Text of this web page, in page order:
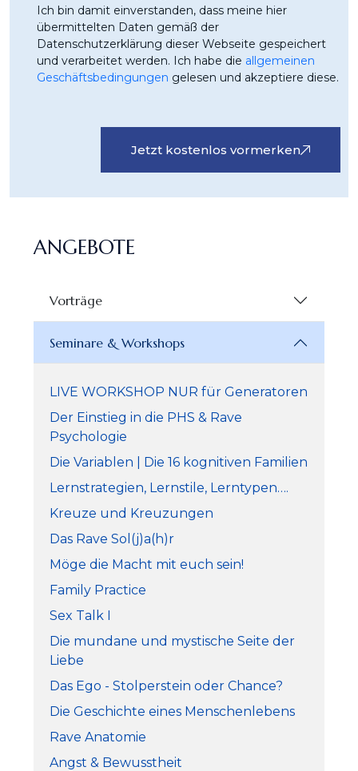
Ich bin damit einverstanden, dass meine hier
übermittelten Daten gemäß der
Datenschutzerklärung dieser Webseite gespeichert
und verarbeitet werden. Ich habe die allgemeinen
Geschäftsbedingungen gelesen und akzeptiere diese.
Jetzt kostenlos vormerken
ANGEBOTE
Vorträge
Seminare & Workshops
LIVE WORKSHOP NUR für Generatoren
Der Einstieg in die PHS & Rave
Psychologie
Die Variablen | Die 16 kognitiven Familien
Lernstrategien, Lernstile, Lerntypen….
Kreuze und Kreuzungen
Das Rave Sol(j)a(h)r
Möge die Macht mit euch sein!
Family Practice
Sex Talk I
Die mundane und mystische Seite der
Liebe
Das Ego - Stolperstein oder Chance?
Die Geschichte eines Menschenlebens
Rave Anatomie
Angst & Bewusstheit